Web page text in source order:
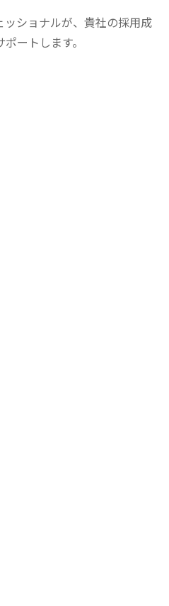
ショナルが、貴社の採用成
ートします。